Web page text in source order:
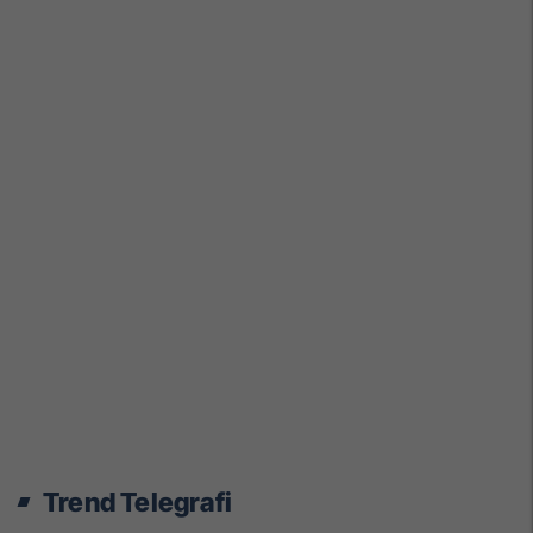
Trend Telegrafi